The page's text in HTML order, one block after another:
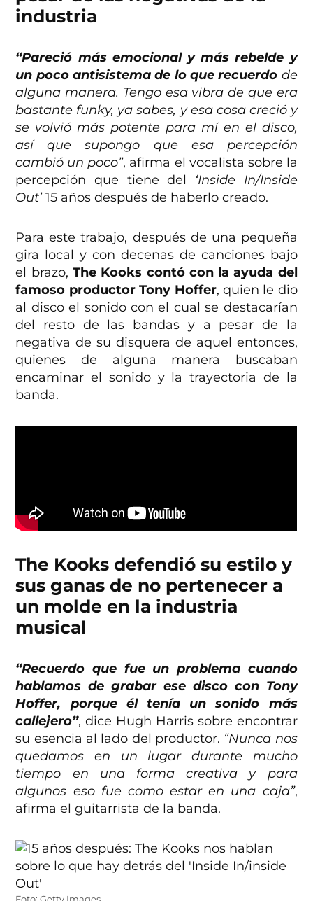
industria
“Pareció más emocional y más rebelde y
un poco antisistema de lo que recuerdo de
alguna manera. Tengo esa vibra de que era
bastante funky, ya sabes, y esa cosa creció y
se volvió más potente para mí en el disco,
así que supongo que esa percepción
cambió un poco”, afirma el vocalista sobre la
percepción que tiene del ‘Inside In/Inside
Out’15 años después de haberlo creado.
Para este trabajo, después de una pequeña
gira local y con decenas de canciones bajo
el brazo, The Kooks contó con la ayuda del
famoso productor Tony Hoffer, quien le dio
al disco el sonido con el cual se destacarían
del resto de las bandas y a pesar de la
negativa de su disquera de aquel entonces,
quienes de alguna manera buscaban
encaminar el sonido y la trayectoria de la
banda.
The Kooks defendió su estilo y
sus ganas de no pertenecer a
un molde en la industria
musical
“Recuerdo que fue un problema cuando
hablamos de grabar ese disco con Tony
Hoffer, porque él tenía un sonido más
callejero”, dice Hugh Harris sobre encontrar
su esencia al lado del productor. “Nunca nos
quedamos en un lugar durante mucho
tiempo en una forma creativa y para
algunos eso fue como estar en una caja”,
afirma el guitarrista de la banda.